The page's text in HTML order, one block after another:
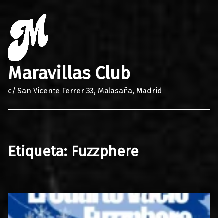
Maravillas Club
c/ San Vicente Ferrer 33, Malasaña, Madrid
Etiqueta: Fuzzphere